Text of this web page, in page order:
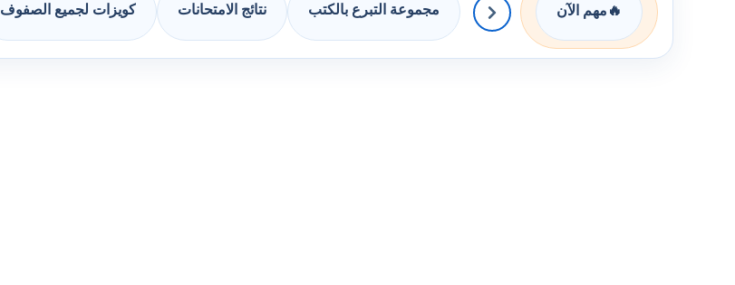
🔥 مهم الآن مجموعة التبرع بالكتب نتائج الامتحانات كويزات لجميع الصفوف